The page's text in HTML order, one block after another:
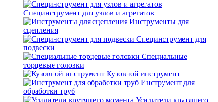
Специнструмент для узлов и агрегатов
Инструменты для
сцепления
Специнструмент для
подвески
Специальные
торцевые головки
Кузовной инструмент
Инструмент для
обработки труб
Усилители крутящего